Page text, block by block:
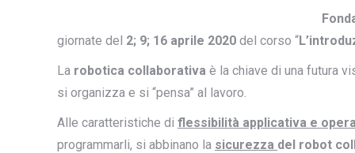
giornate del 2; 9; 16 aprile 2020 del corso “
La robotica collaborativa è la chiave di una futura
si organizza e si “pensa” al lavoro.
Alle caratteristiche di flessibilità applicativa e
programmarli, si abbinano la sicurezza del robot